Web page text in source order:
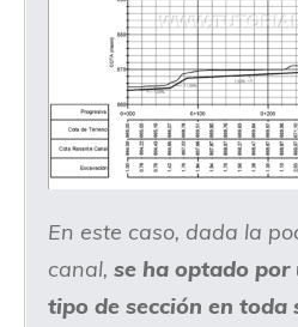
En este caso, dada la
canal, se ha optado
tipo de sección en toda